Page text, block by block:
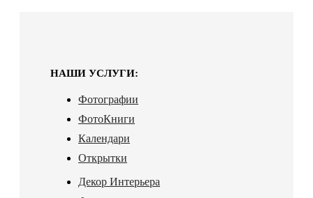
НАШИ УСЛУГИ:
Фотографии
ФотоКниги
Календари
Открытки
Декор Интерьера